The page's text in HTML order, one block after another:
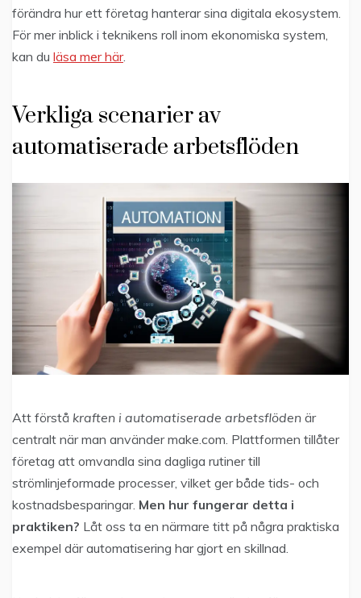
förändra hur ett företag hanterar sina digitala ekosystem.
För mer inblick i teknikens roll inom ekonomiska system,
kan du läsa mer här.
Verkliga scenarier av
automatiserade arbetsflöden
Att förstå kraften i automatiserade arbetsflöden är
centralt när man använder make.com. Plattformen tillåter
företag att omvandla sina dagliga rutiner till
strömlinjeformade processer, vilket ger både tids- och
kostnadsbesparingar. Men hur fungerar detta i
praktiken? Låt oss ta en närmare titt på några praktiska
exempel där automatisering har gjort en skillnad.